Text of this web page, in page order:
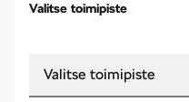
Valitse toimipiste
Valitse toimipiste